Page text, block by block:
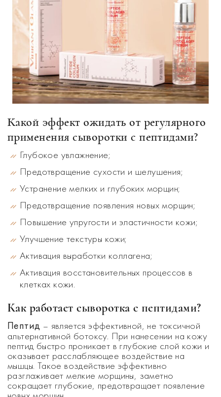
Какой эффект ожидать от регулярного
применения сыворотки с пептидами?
Глубокое увлажнение;
Предотвращение сухости и шелушения;
Устранение мелких и глубоких морщин;
Предотвращение появления новых морщин;
Повышение упругости и эластичности кожи;
Улучшение текстуры кожи;
Активация выработки коллагена;
Активация восстановительных процессов в
клетках кожи.
Как работает сыворотка с пептидами?
Пептид – является эффективной, не токсичной
альтернативной ботоксу. При нанесении на кожу
пептид быстро проникает в глубокие слой кожи и
оказывает расслабляющее воздействие на
мышцы. Такое воздействие эффективно
разглаживает мелкие морщины, заметно
сокращает глубокие, предотвращает появление